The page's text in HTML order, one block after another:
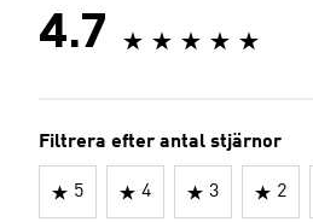
4.7
Filtrera efter antal stjärnor
5 4 3 2